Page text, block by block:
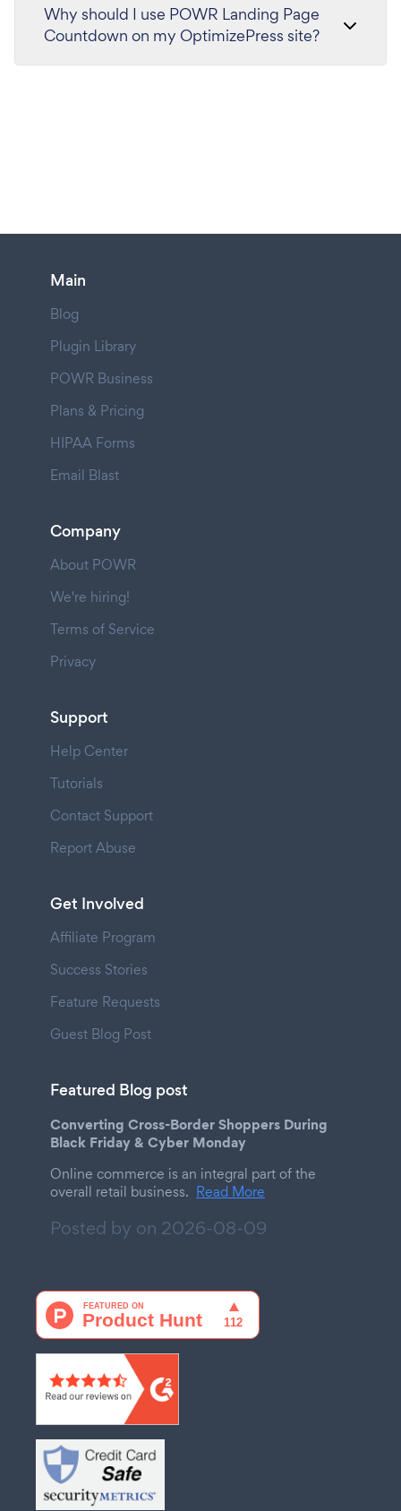
Why should I use POWR Landing Page
Countdown on my OptimizePress site?
Main
Blog
Plugin Library
POWR Business
Plans & Pricing
HIPAA Forms
Email Blast
Company
About POWR
We're hiring!
Terms of Service
Privacy
Support
Help Center
Tutorials
Contact Support
Report Abuse
Get Involved
Affiliate Program
Success Stories
Feature Requests
Guest Blog Post
Featured Blog post
Converting Cross-Border Shoppers During
Black Friday & Cyber Monday
Online commerce is an integral part of the
overall retail business. Read More
Posted by on 2026-08-09